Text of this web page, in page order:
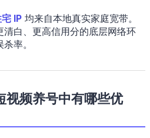
IP 均来自本地真实家庭宽带。
白、更高信用分的底层网络环
率。
视频养号中有哪些优